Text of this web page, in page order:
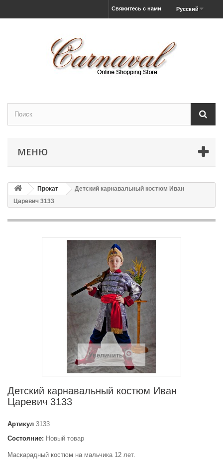
Русский
Свяжитесь с нами
МЕНЮ
Прокат
Детский карнавальный костюм Иван
Царевич 3133
Увеличить
Детский карнавальный костюм Иван
Царевич 3133
Артикул 3133
Состояние: Новый товар
Маскарадный костюм на мальчика 12 лет.